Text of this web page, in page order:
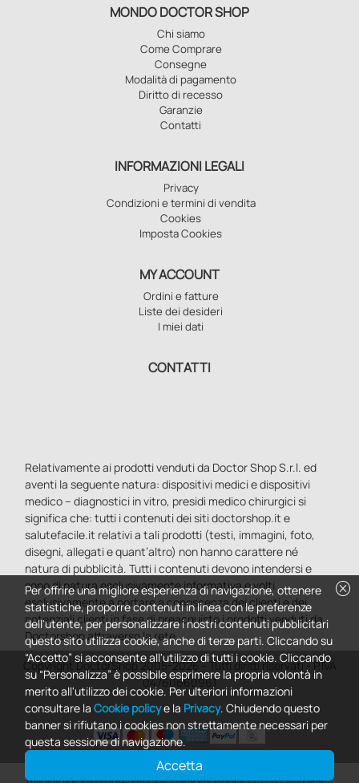
MONDO DOCTOR SHOP
Chi siamo
Come Comprare
Consegne
Modalità di pagamento
Diritto di recesso
Garanzie
Contatti
INFORMAZIONI LEGALI
Privacy
Condizioni e termini di vendita
Cookies
Imposta Cookies
MY ACCOUNT
Ordini e fatture
Liste dei desideri
I miei dati
CONTATTI
Relativamente ai prodotti venduti da Doctor Shop S.r.l. ed
aventi la seguente natura: dispositivi medici e dispositivi
medico – diagnostici in vitro, presidi medico chirurgici si
significa che: tutti i contenuti dei siti doctorshop.it e
salutefacile.it relativi a tali prodotti (testi, immagini, foto,
disegni, allegati e quant’altro) non hanno carattere né
natura di pubblicità. Tutti i contenuti devono intendersi e
sono di natura esclusivamente informativa e volti
esclusivamente a portare a conoscenza dei clienti e dei
potenziali clienti in fase di preacquisto i prodotti venduti da
Doctorshop attraverso la rete.
Copyright DoctorShop 2005-2026 - Tutti diritti riservati - P.IVA
04760660961
This site is protected by reCAPTCHA and the Google Privacy Policyand 0
cancel
Per offrire una migliore esperienza di navigazione, ottenere
statistiche, proporre contenuti in linea con le preferenze
dell'utente, per personalizzare i nostri contenuti pubblicitari
questo sito utilizza cookie, anche di terze parti. Cliccando su
“Accetto” si acconsente all'utilizzo di tutti i cookie. Cliccando
su “Personalizza” è possibile esprimere la propria volontà in
merito all'utilizzo dei cookie. Per ulteriori informazioni
consultare la Cookie policye la Privacy. Chiudendo questo
banner si rifiutano i cookies non strettamente necessari per
questa sessione di navigazione.
Accetta